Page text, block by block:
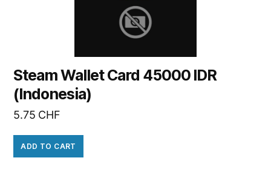
Steam Wallet Card 45000 IDR
(Indonesia)
5.75 CHF
ADD TO CART